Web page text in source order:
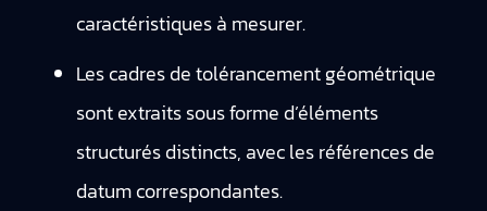
caractéristiques à mesurer.
Les cadres de tolérancement géométrique
sont extraits sous forme d’éléments
structurés distincts, avec les références de
datum correspondantes.